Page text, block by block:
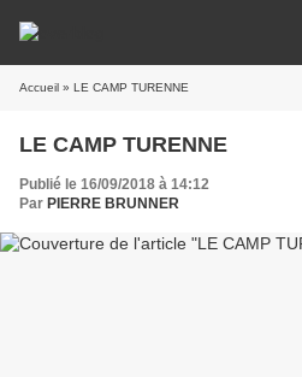
Accueil » LE CAMP TURENNE
LE CAMP TURENNE
Publié le 16/09/2018 à 14:12
Par PIERRE BRUNNER